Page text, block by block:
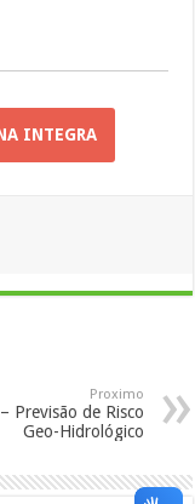
INTEGRA
Proximo
Previsão de Risco
Geo-Hidrológico